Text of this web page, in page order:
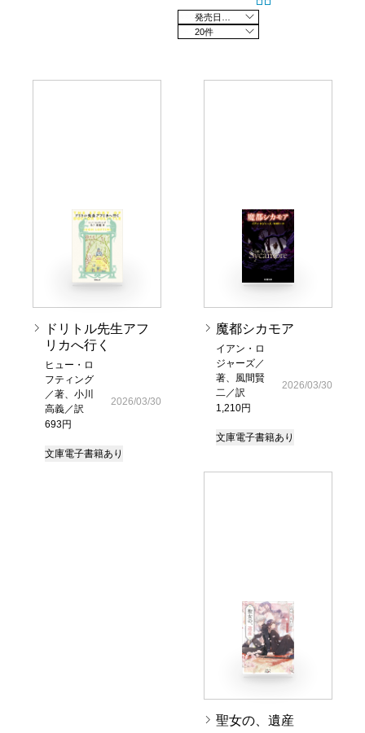
20件
ドリトル先生アフ
リカへ行く
ヒュー・ロ
フティング
／著、小川
高義／訳
693円
2026/03/30
文庫電子書籍あり
魔都シカモア
イアン・ロ
ジャーズ／
著、風間賢
二／訳
1,210円
2026/03/30
文庫電子書籍あり
聖女の、遺産